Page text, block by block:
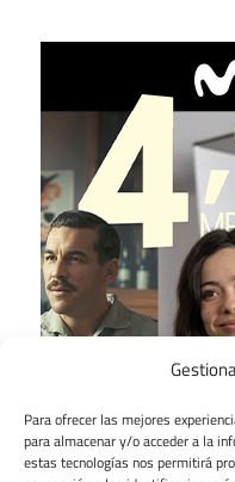
Para ofrecer las mejores
para almacenar y/o acceder a la
estas tecnologías nos permitirá